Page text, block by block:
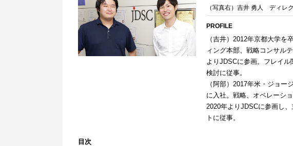
（写真右）吉井 勇人 ディレ
PROFILE
（吉井）2012年京都大学
ィング本部、戦略コンサル
よりJDSCに参画。フレイ
検討に従事。
（阿部）2017年米・ジョ
に入社。戦略、オペレーシ
2020年よりJDSCに参画し
トに従事。
目次